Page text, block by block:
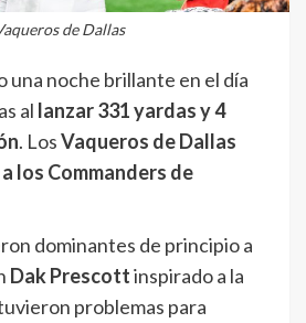
de Dallas
una noche brillante en el día
al lanzar 331 yardas y 4
. LosVaqueros de Dallas
los Commanders de
dominantes de principio a
Dak Prescottinspirado a la
problemas para